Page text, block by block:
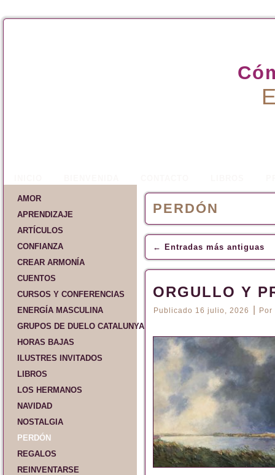
AMOR
APRENDIZAJE
ARTÍCULOS
CONFIANZA
CREAR ARMONÍA
CUENTOS
CURSOS Y CONFERENCIAS
ENERGÍA MASCULINA
GRUPOS DE DUELO CATALUNYA Y ESPAÑA
HORAS BAJAS
ILUSTRES INVITADOS
LIBROS
LOS HERMANOS
NAVIDAD
NOSTALGIA
PERDÓN
REGALOS
REINVENTARSE
PERDÓN
← Entradas más antiguas
ORGULLO Y
Publicado 16 julio, 2026 Por